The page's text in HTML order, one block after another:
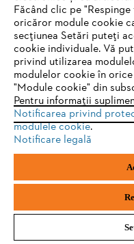
STIHL Romania
Informaţii Utile
IHR
UNTERSTÜTZT
Sie nutzen einen
eine optimale Nutzung
einem der folgenden
Firefox
Făcând clic pe
oricăror module cookie
secțiunea Setări puteți
cookie individuale. Vă
privind utilizarea
modulelor cookie în
"Module cookie" din
Pentru informații
Notificarea privind
modulele cookie.
Notificare legală